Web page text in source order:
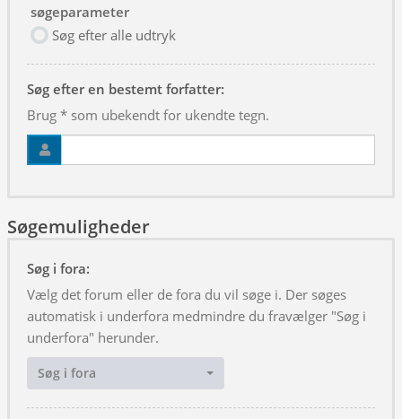
søgeparameter
Søg efter alle udtryk
Søg efter en bestemt forfatter:
Brug * som ubekendt for ukendte tegn.
Søgemuligheder
Søg i fora:
Vælg det forum eller de fora du vil søge i. Der søges
automatisk i underfora medmindre du fravælger "Søg i
underfora" herunder.
Søg i fora